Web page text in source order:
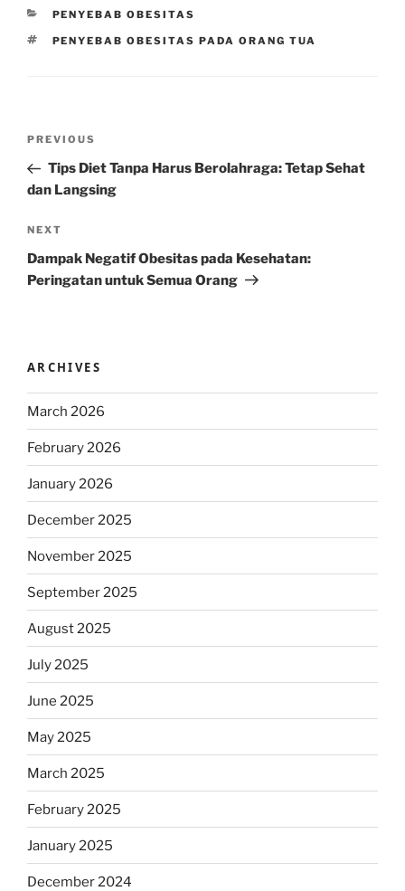
CATEGORIES
PENYEBAB OBESITAS
TAGS
PENYEBAB OBESITAS PADA ORANG TUA
Previous
Post
PREVIOUS
Tips Diet Tanpa Harus Berolahraga: Tetap Sehat
dan Langsing
Next
Post
NEXT
Dampak Negatif Obesitas pada Kesehatan:
Peringatan untuk Semua Orang
ARCHIVES
March 2026
February 2026
January 2026
December 2025
November 2025
September 2025
August 2025
July 2025
June 2025
May 2025
March 2025
February 2025
January 2025
December 2024